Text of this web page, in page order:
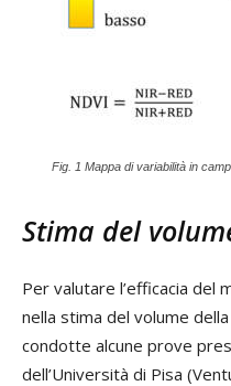
Fig. 1 Mappa di variabilità in
Stima del
Per valutare l’efficacia del
nella stima del volume
condotte alcune prove
dell’Università di Pisa